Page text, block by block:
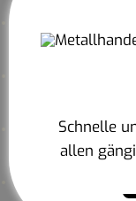
Schnelle
allen